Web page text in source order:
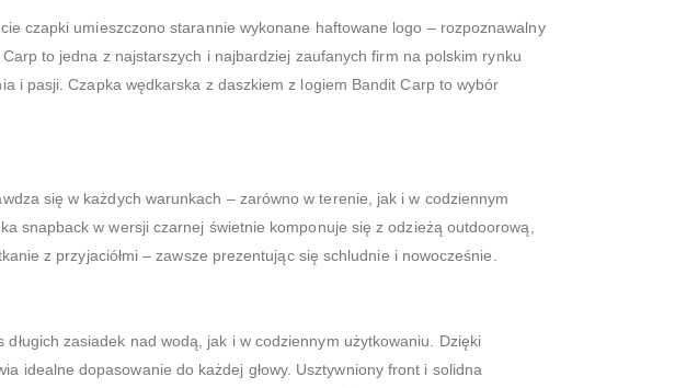
czapki umieszczono starannie wykonane haftowane logo – rozpoznawalny
to jedna z najstarszych i najbardziej zaufanych firm na polskim rynku
i pasji. Czapka wędkarska z daszkiem z logiem Bandit Carp to wybór
się w każdych warunkach – zarówno w terenie, jak i w codziennym
snapback w wersji czarnej świetnie komponuje się z odzieżą outdoorową,
z przyjaciółmi – zawsze prezentując się schludnie i nowocześnie.
zasiadek nad wodą, jak i w codziennym użytkowaniu. Dzięki
idealne dopasowanie do każdej głowy. Usztywniony front i solidna